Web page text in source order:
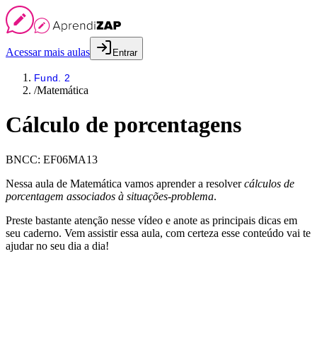
Acessar mais aulas Entrar
Fund. 2
/Matemática
Cálculo de porcentagens
BNCC: EF06MA13
Nessa aula de Matemática vamos aprender a resolvercálculos de
porcentagem associados à situações-problema.
Preste bastante atenção nesse vídeo e anote as principais dicas em
seu caderno. Vem assistir essa aula, com certeza esse conteúdo vai te
ajudar no seu dia a dia!